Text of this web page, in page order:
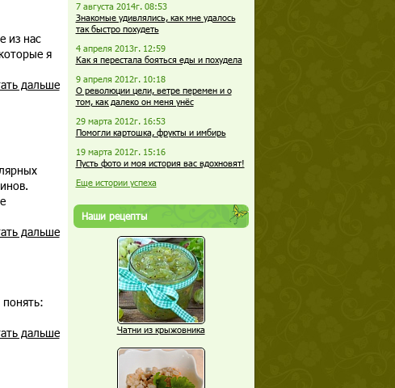
из нас
я
дальше
дальше
дальше
7 августа 2014г. 08:53
Знакомые удивлялись, как мне удалось
так быстро похудеть
4 апреля 2013г. 12:59
Как я перестала бояться еды и похудела
9 апреля 2012г. 10:18
О революции цели, ветре перемен и о
том, как далеко он меня унёс
29 марта 2012г. 16:53
Помогли картошка, фрукты и имбирь
19 марта 2012г. 15:16
Пусть фото и моя история вас вдохновят!
Еще истории успеха
Наши рецепты
Чатни из крыжовника